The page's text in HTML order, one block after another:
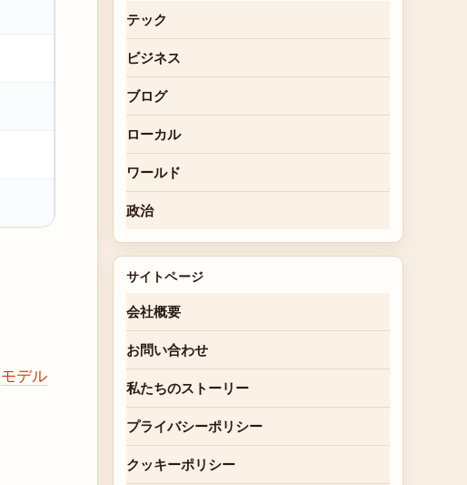
モデル
テック
ビジネス
ブログ
ローカル
ワールド
政治
サイトページ
会社概要
お問い合わせ
私たちのストーリー
プライバシーポリシー
クッキーポリシー